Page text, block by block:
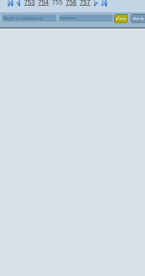
753 754 755 756 757